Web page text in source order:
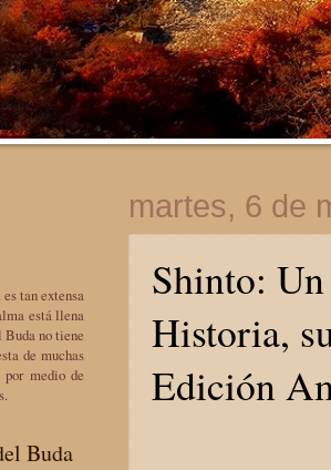
martes, 6 de
Shinto:
Historia,
Edición
tan extensa
está llena
Buda no tiene
de muchas
por medio de
Buda